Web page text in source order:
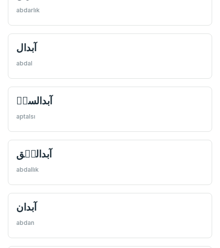
abdarlık
آبدال
abdal
آبدالسىٖ
aptalsı
آبداللٖق
abdallık
آبدان
abdan